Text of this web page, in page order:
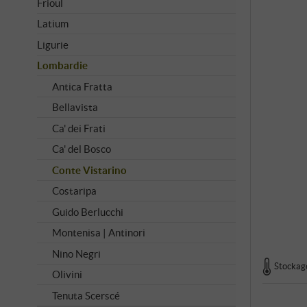
Frioul
Latium
Ligurie
Lombardie
Antica Fratta
Bellavista
Ca' dei Frati
Ca' del Bosco
Conte Vistarino
Costaripa
Guido Berlucchi
Montenisa | Antinori
Nino Negri
Olivini
Tenuta Scerscé